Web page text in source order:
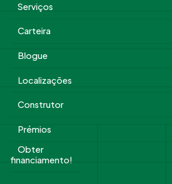
Serviços
Carteira
Blogue
Localizações
Construtor
Prémios
Obter
financiamento!